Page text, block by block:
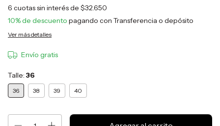
6 cuotas sin interés de $32.650
10% de descuento pagando con Transferencia o depósito
Ver más detalles
Envío gratis
Talle: 36
36 38 39 40